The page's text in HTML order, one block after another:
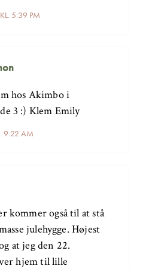
5:39 PM
9:22 AM
hos Akimbo i
3 :) Klem Emily
kommer også til at stå
julehygge. Højest
at jeg den 22.
hjem til lille